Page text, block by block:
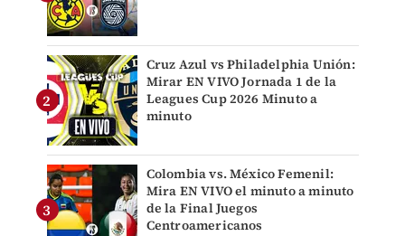
Cruz Azul vs Philadelphia Unión:
Mirar EN VIVO Jornada 1 de la
Leagues Cup 2026 Minuto a
minuto
Colombia vs. México Femenil:
Mira EN VIVO el minuto a minuto
de la Final Juegos
Centroamericanos